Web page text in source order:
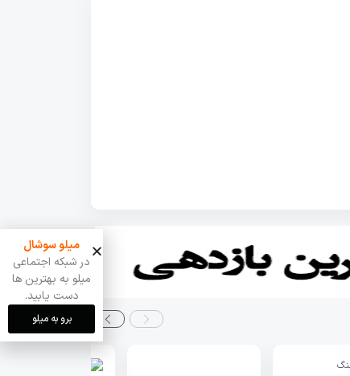
میلو سوشال
در شبکه اجتماعی
میلو به بهترین ها
دست یابید.
برو به میلو